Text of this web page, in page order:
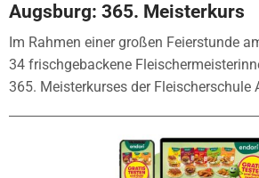
Augsburg: 365. Meisterkurs
Im Rahmen einer großen Feierstunde
34 frischgebackene
365. Meisterkurses der Fleischerschule